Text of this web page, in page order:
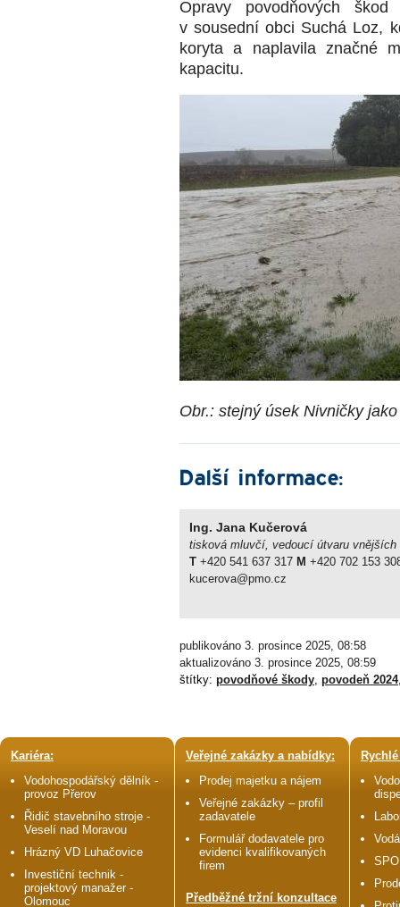
Opravy povodňových
v sousední obci Suchá Loz,
koryta a naplavila značné
kapacitu.
Obr.: stejný úsek Nivničky
Další informace:
Ing. Jana Kučerová
tisková mluvčí, vedoucí útvaru vnějších
T+420 541 637 317 M +420 702 153
kucerova@pmo.cz
publikováno 3. prosince 2025, 08:58
aktualizováno 3. prosince 2025, 08:59
štítky: povodňové škody, povodeň 2024
Kariéra:
Vodohospodářský dělník -
provoz Přerov
Řidič stavebního stroje -
Veselí nad Moravou
Hrázný VD Luhačovice
Investiční technik -
projektový manažer -
Olomouc
Veřejné zakázky a nabídky:
Prodej majetku a nájem
Veřejné zakázky – profil
zadavatele
Formulář dodavatele pro
evidenci kvalifikovaných
firem
Předběžné tržní konzultace